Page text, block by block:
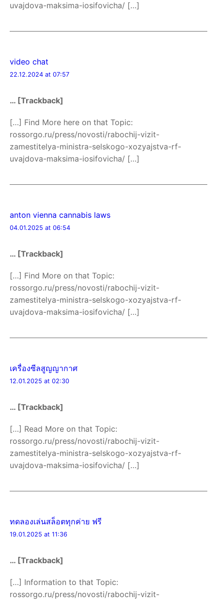
uvajdova-maksima-iosifovicha/ […]
video chat
22.12.2024 at 07:57
… [Trackback]
[…] Find More here on that Topic:
rossorgo.ru/press/novosti/rabochij-vizit-
zamestitelya-ministra-selskogo-xozyajstva-rf-
uvajdova-maksima-iosifovicha/ […]
anton vienna cannabis laws
04.01.2025 at 06:54
… [Trackback]
[…] Find More on that Topic:
rossorgo.ru/press/novosti/rabochij-vizit-
zamestitelya-ministra-selskogo-xozyajstva-rf-
uvajdova-maksima-iosifovicha/ […]
เครื่องซีลสูญญากาศ
12.01.2025 at 02:30
… [Trackback]
[…] Read More on that Topic:
rossorgo.ru/press/novosti/rabochij-vizit-
zamestitelya-ministra-selskogo-xozyajstva-rf-
uvajdova-maksima-iosifovicha/ […]
ทดลองเล่นสล็อตทุกค่าย ฟรี
19.01.2025 at 11:36
… [Trackback]
[…] Information to that Topic:
rossorgo.ru/press/novosti/rabochij-vizit-